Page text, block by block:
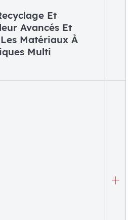
Et
Avancés Et
Matériaux À
Multi